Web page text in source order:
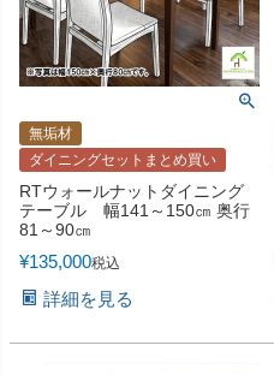
無垢材
ダイニングセットまとめ買い
RTウォールナットダイニング
テーブル 幅141～150㎝ 奥行
81～90㎝
¥135,000税込
詳細を見る